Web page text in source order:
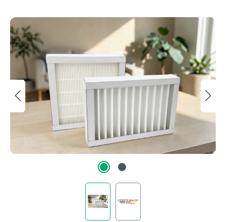
Bildergalerie überspringen